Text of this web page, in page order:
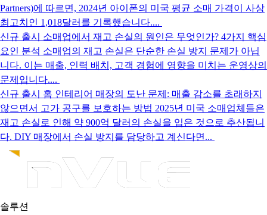
Partners)에 따르면, 2024년 아이폰의 미국 평균 소매 가격이 사상
최고치인 1,018달러를 기록했습니다....
신규 출시
소매업에서 재고 손실의 원인은 무엇인가? 4가지 핵심
요인 분석 소매업의 재고 손실은 단순한 손실 방지 문제가 아닙
니다. 이는 매출, 인력 배치, 고객 경험에 영향을 미치는 운영상의
문제입니다....
신규 출시
홈 인테리어 매장의 도난 문제: 매출 감소를 초래하지
않으면서 고가 공구를 보호하는 방법 2025년 미국 소매업체들은
재고 손실로 인해 약 900억 달러의 손실을 입은 것으로 추산됩니
다. DIY 매장에서 손실 방지를 담당하고 계신다면...
솔루션